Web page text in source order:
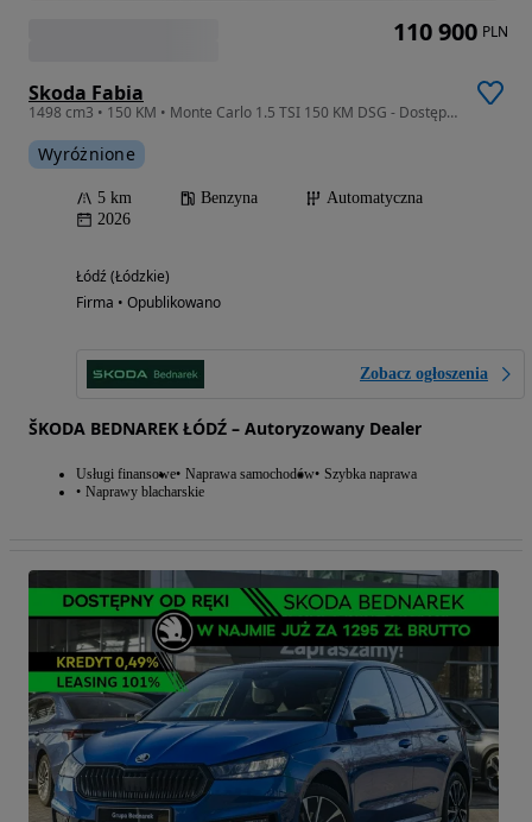
Skoda Fabia
1498 cm3 • 150 KM • Monte Carlo 1.5 TSI 150 KM DSG - Dostępny od ręki!
Wyróżnione
5 km Benzyna
Automatyczna
2026
Łódź (Łódzkie)
Firma • Opublikowano
Zobacz ogłoszenia
ŠKODA BEDNAREK ŁÓDŹ – Autoryzowany Dealer
Usługi finansowe Naprawa samochodów Szybka naprawa
Naprawy blacharskie
110 900 PLN